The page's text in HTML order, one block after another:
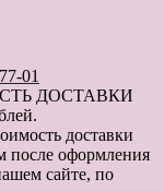
01
ДОСТАВКИ
доставки
после оформления
сайте, по